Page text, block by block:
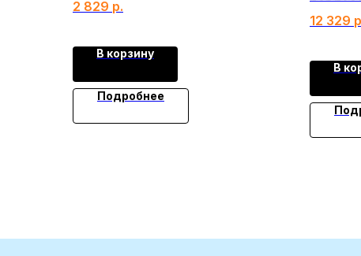
2 829 р.
В корзину
Подробнее
12 329
В